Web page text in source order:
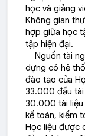
học và giảng
Không gian
hợp giữa học
tập hiện đại.
Nguồn tài
dựng có hệ
đào tạo của
33.000 đầu
30.000 tài liệu
kế toán, kiểm
Học liệu được